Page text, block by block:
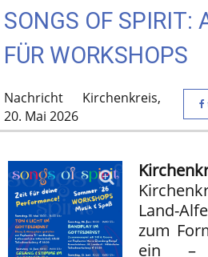
SONGS OF SPIRIT:
FÜR WORKSHOPS
Nachricht
Kirchenkreis,
20. Mai 2026
Land-
zum
ein –